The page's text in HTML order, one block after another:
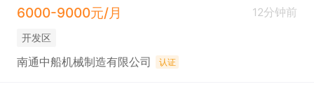
6000-9000元/月
12分钟前
开发区
南通中船机械制造有限公司 认证